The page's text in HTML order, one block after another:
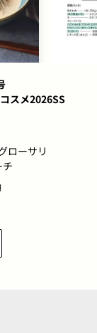
スメ2026SS
ローサリ